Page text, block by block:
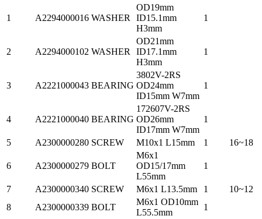
1 A2294000016 WASHER
OD19mm
ID15.1mm
H3mm
1
2 A2294000102 WASHER
OD21mm
ID17.1mm
H3mm
1
3 A2221000043 BEARING
3802V-2RS
OD24mm
ID15mm W7mm
1
4 A2221000040 BEARING
172607V-2RS
OD26mm
ID17mm W7mm
1
5 A2300000280 SCREW M10x1 L15mm 1 16~18
6 A2300000279 BOLT
M6x1
OD15/17mm
L55mm
1
7 A2300000340 SCREW M6x1 L13.5mm 1
10~12
8
A2300000339 BOLT
M6x1 OD10mm
L55.5mm
1